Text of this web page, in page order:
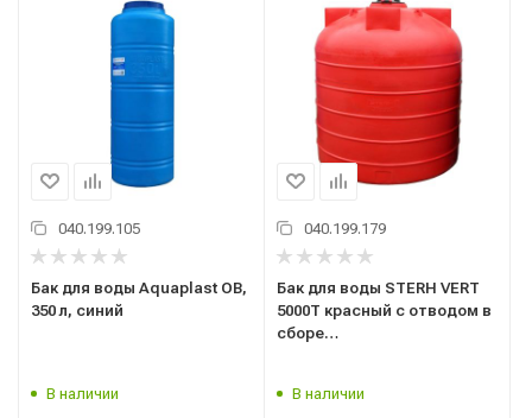
040.199.105
Бак для воды Aquaplast ОВ,
350 л, синий
В наличии
040.199.179
Бак для воды STERH VERT
5000Т красный с отводом в
сборе
агрохимии, реагентов),
В наличии